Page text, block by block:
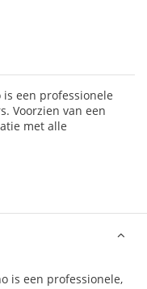
is een professionele
Voorzien van een
met alle
is een professionele,